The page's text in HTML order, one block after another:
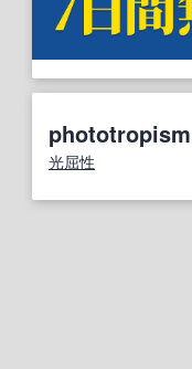
phototropism
光屈性